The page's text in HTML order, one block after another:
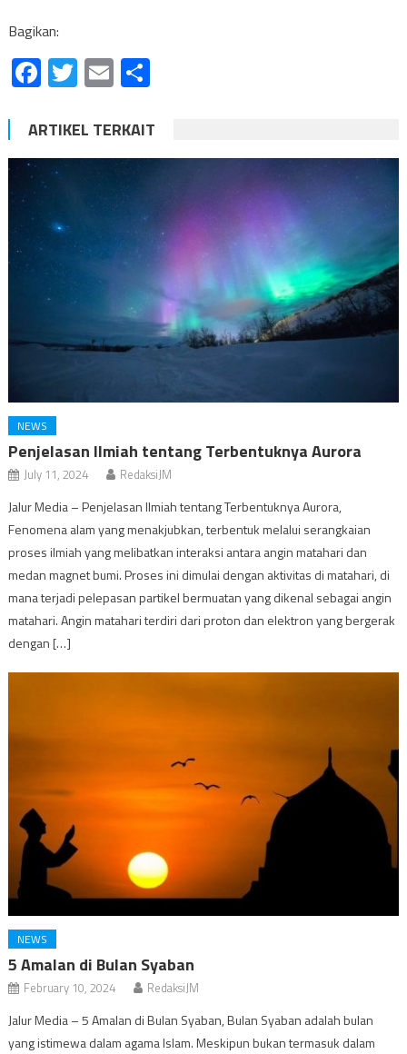
Bagikan:
Facebook
Twitter
EmailShare
ARTIKEL TERKAIT
NEWS
Penjelasan Ilmiah tentang Terbentuknya Aurora
July 11, 2024 RedaksiJM
Jalur Media – Penjelasan Ilmiah tentang Terbentuknya Aurora,
Fenomena alam yang menakjubkan, terbentuk melalui serangkaian
proses ilmiah yang melibatkan interaksi antara angin matahari dan
medan magnet bumi. Proses ini dimulai dengan aktivitas di matahari, di
mana terjadi pelepasan partikel bermuatan yang dikenal sebagai angin
matahari. Angin matahari terdiri dari proton dan elektron yang bergerak
dengan […]
NEWS
5 Amalan di Bulan Syaban
February 10, 2024 RedaksiJM
Jalur Media – 5 Amalan di Bulan Syaban, Bulan Syaban adalah bulan
yang istimewa dalam agama Islam. Meskipun bukan termasuk dalam